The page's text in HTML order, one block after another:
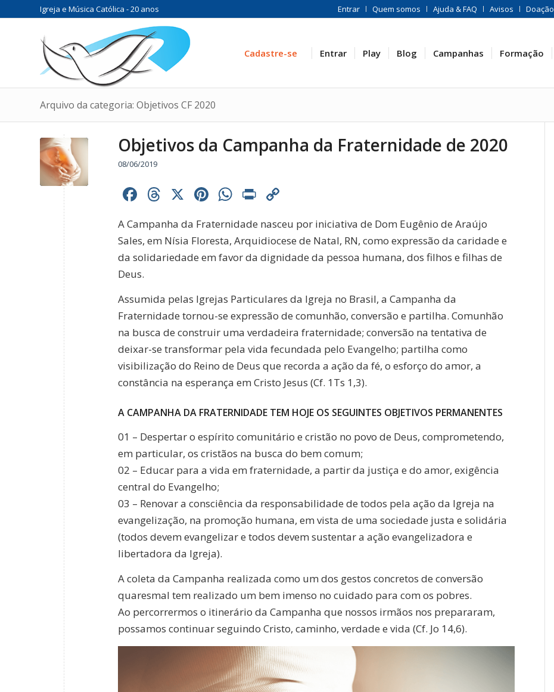
Entrar Quem somos Ajuda & FAQ Avisos Doação
Igreja e Música Católica - 20 anos
Cadastre-se Entrar Play Blog Campanhas Formação
Arquivo da categoria: Objetivos CF 2020
Objetivos da Campanha da Fraternidade de 2020
08/06/2019
Facebook
Threads
X Pinterest
WhatsApp
Print
A Campanha da Fraternidade nasceu por iniciativa de Dom Eugênio de Araújo
Sales, em Nísia Floresta, Arquidiocese de Natal, RN, como expressão da caridade e
da solidariedade em favor da dignidade da pessoa humana, dos filhos e filhas de
Deus.
Assumida pelas Igrejas Particulares da Igreja no Brasil, a Campanha da
Fraternidade tornou-se expressão de comunhão, conversão e partilha. Comunhão
na busca de construir uma verdadeira fraternidade; conversão na tentativa de
deixar-se transformar pela vida fecundada pelo Evangelho; partilha como
visibilização do Reino de Deus que recorda a ação da fé, o esforço do amor, a
constância na esperança em Cristo Jesus (Cf. 1Ts 1,3).
A CAMPANHA DA FRATERNIDADE TEM HOJE OS SEGUINTES OBJETIVOS PERMANENTES
01 – Despertar o espírito comunitário e cristão no povo de Deus, comprometendo,
em particular, os cristãos na busca do bem comum;
02 – Educar para a vida em fraternidade, a partir da justiça e do amor, exigência
central do Evangelho;
03 – Renovar a consciência da responsabilidade de todos pela ação da Igreja na
evangelização, na promoção humana, em vista de uma sociedade justa e solidária
(todos devem evangelizar e todos devem sustentar a ação evangelizadora e
libertadora da Igreja).
A coleta da Campanha realizada como um dos gestos concretos de conversão
quaresmal tem realizado um bem imenso no cuidado para com os pobres.
Ao percorrermos o itinerário da Campanha que nossos irmãos nos prepararam,
possamos continuar seguindo Cristo, caminho, verdade e vida (Cf. Jo 14,6).